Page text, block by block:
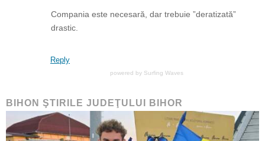
Compania este necesară, dar trebuie ”deratizată”
drastic.
Reply
powered by Surfing Waves
BIHON ŞTIRILE JUDEŢULUI BIHOR